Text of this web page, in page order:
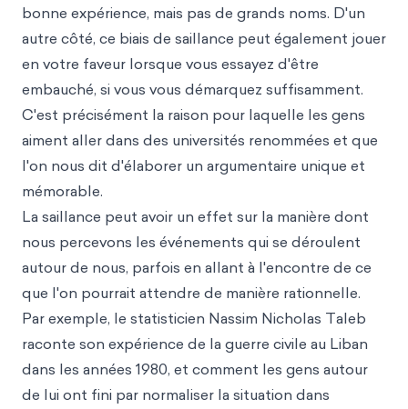
bonne expérience, mais pas de grands noms. D'un
autre côté, ce biais de saillance peut également jouer
en votre faveur lorsque vous essayez d'être
embauché, si vous vous démarquez suffisamment.
C'est précisément la raison pour laquelle les gens
aiment aller dans des universités renommées et que
l'on nous dit d'élaborer un argumentaire unique et
mémorable.
La saillance peut avoir un effet sur la manière dont
nous percevons les événements qui se déroulent
autour de nous, parfois en allant à l'encontre de ce
que l'on pourrait attendre de manière rationnelle.
Par exemple, le statisticien Nassim Nicholas Taleb
raconte son expérience de la guerre civile au Liban
dans les années 1980, et comment les gens autour
de lui ont fini par normaliser la situation dans